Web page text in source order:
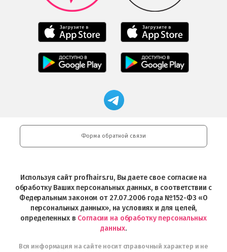
Мобильное
приложение
Professional
загрузить
Мобильное
приложение
Professional
загрузить
Play
Мобильное
приложение
загрузить
в
Мобильное
приложение
Магазин
профессиональной
Professional
и
Интернет-
Telegram
Форма обратной связи
Используя сайт profhairs.ru, Вы даете свое согласие на
обработку Ваших персональных данных, в соответствии с
Федеральным законом от 27.07.2006 года №152-ФЗ «О
персональных данных», на условиях и для целей,
определенных в Согласии на обработку персональных
данных.
Вся информация на сайте носит справочный характер и не